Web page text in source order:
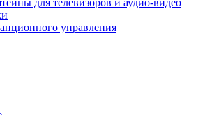
для телевизоров и аудио-видео
управления